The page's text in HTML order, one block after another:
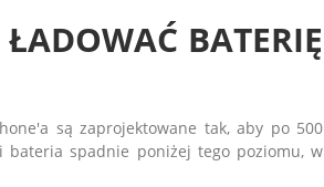
BATERIĘ
są zaprojektowane tak, aby po 500
bateria spadnie poniżej tego poziomu, w